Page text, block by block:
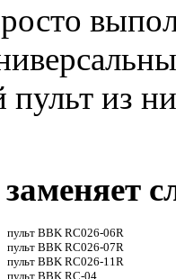
пульт из
заменяет
пульт BBK RC026-06R
пульт BBK RC026-07R
пульт BBK RC026-11R
пульт BBK RC-04